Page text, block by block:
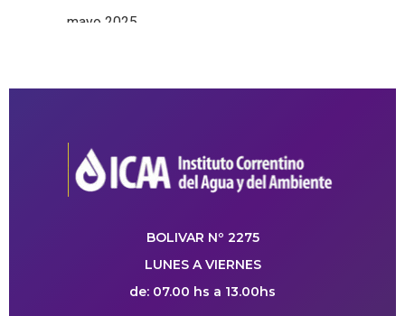
mayo 2025
BOLIVAR Nº 2275
LUNES A VIERNES
de: 07.00 hs a 13.00hs